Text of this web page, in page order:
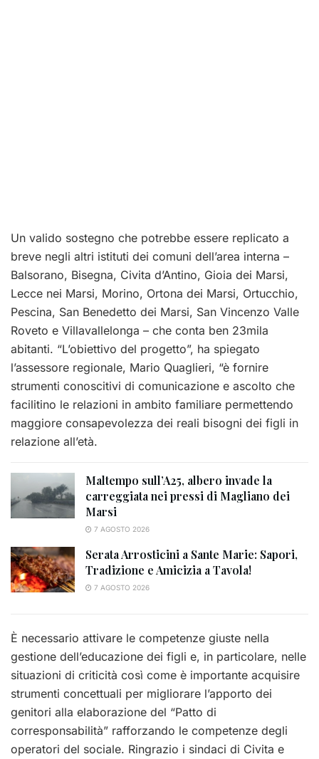
Un valido sostegno che potrebbe essere replicato a
breve negli altri istituti dei comuni dell’area interna –
Balsorano, Bisegna, Civita d’Antino, Gioia dei Marsi,
Lecce nei Marsi, Morino, Ortona dei Marsi, Ortucchio,
Pescina, San Benedetto dei Marsi, San Vincenzo Valle
Roveto e Villavallelonga – che conta ben 23mila
abitanti. “L’obiettivo del progetto”, ha spiegato
l’assessore regionale, Mario Quaglieri, “è fornire
strumenti conoscitivi di comunicazione e ascolto che
facilitino le relazioni in ambito familiare permettendo
maggiore consapevolezza dei reali bisogni dei figli in
relazione all’età.
Maltempo sull’A25, albero invade la
carreggiata nei pressi di Magliano dei
Marsi
7 AGOSTO 2026
Serata Arrosticini a Sante Marie: Sapori,
Tradizione e Amicizia a Tavola!
7 AGOSTO 2026
È necessario attivare le competenze giuste nella
gestione dell’educazione dei figli e, in particolare, nelle
situazioni di criticità così come è importante acquisire
strumenti concettuali per migliorare l’apporto dei
genitori alla elaborazione del “Patto di
corresponsabilità” rafforzando le competenze degli
operatori del sociale. Ringrazio i sindaci di Civita e